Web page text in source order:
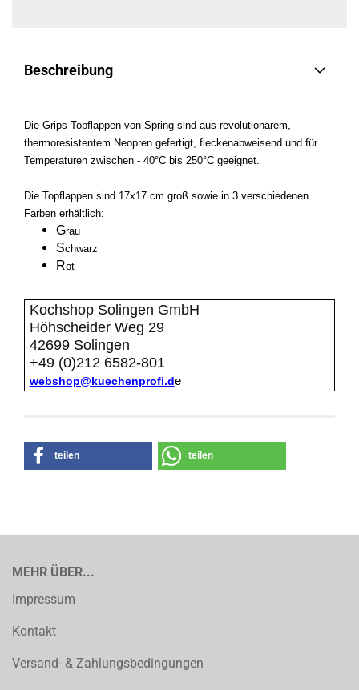
Beschreibung
Die Grips Topflappen von Spring sind aus revolutionärem,
thermoresistentem Neopren gefertigt, fleckenabweisend und für
Temperaturen zwischen - 40°C bis 250°C geeignet.
Die Topflappen sind 17x17 cm groß sowie in 3 verschiedenen
Farben erhältlich:
Grau
Schwarz
Rot
Kochshop Solingen GmbH
Höhscheider Weg 29
42699 Solingen
+49 (0)212 6582-801
webshop@kuechenprofi.de
teilen teilen
MEHR ÜBER...
Impressum
Kontakt
Versand- & Zahlungsbedingungen